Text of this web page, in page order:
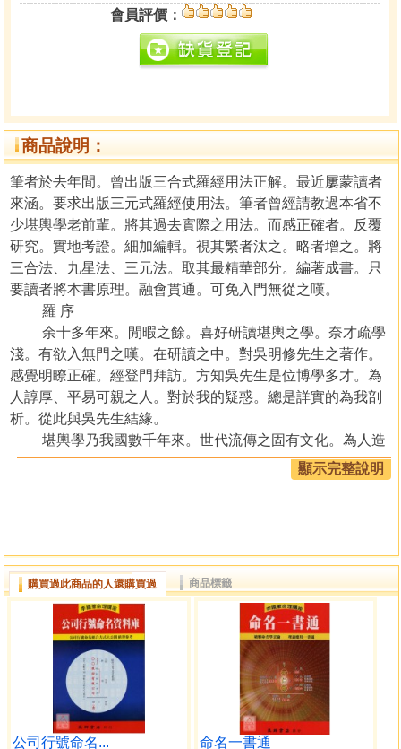
會員評價：
商品說明：
筆者於去年間。曾出版三合式羅經用法正解。最近屢蒙讀者
來涵。要求出版三元式羅經使用法。筆者曾經請教過本省不
少堪輿學老前輩。將其過去實際之用法。而感正確者。反覆
研究。實地考證。細加編輯。視其繁者汰之。略者增之。將
三合法、九星法、三元法。取其最精華部分。編著成書。只
要讀者將本書原理。融會貫通。可免入門無從之嘆。
羅 序
余十多年來。閒暇之餘。喜好研讀堪輿之學。奈才疏學
淺。有欲入無門之嘆。在研讀之中。對吳明修先生之著作。
感覺明瞭正確。經登門拜訪。方知吳先生是位博學多才。為
人諄厚、平易可親之人。對於我的疑惑。總是詳實的為我剖
析。從此與吳先生結緣。
堪輿學乃我國數千年來。世代流傳之固有文化。為人造
福之哲學。歷代先賢著書甚多。但暗藏玄機。文詞苦澀。非
易經經典。更有其獨特的造詣。所著之易經地理學、易經三
元地理闡微兩書。將所謂三元不傳的那些子秘法。開誠佈公
的吐露出來。供後學者。作實地之準繩。
今得黃君燕良先生。精心製作(周天易盤)。吳師為該
盤。再精心編著(周天易盤羅經用法正解)一書。精簡明確。圖
文並茂。堪稱書盤兩全其美。便利後學、能得先賢之真訣。
而為世人造福。實為傳世之至寶。謹以為序。
黃 序
我國位於亞洲大陸精華地區。遠在五千年前。中國文化
顯示完整說明
購買過此商品的人還購買過 商品標籤
公司行號命名... 命名一書通